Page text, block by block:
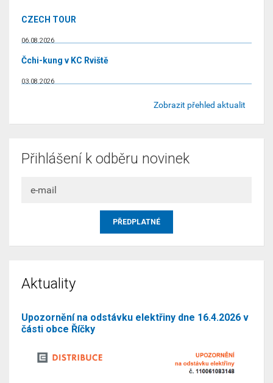
CZECH TOUR
06.08.2026
Čchi-kung v KC Rviště
03.08.2026
Zobrazit přehled aktualit
Přihlášení k odběru novinek
Aktuality
Upozornění na odstávku elektřiny dne 16.4.2026 v
části obce Říčky